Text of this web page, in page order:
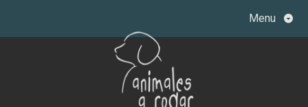
content
Menu